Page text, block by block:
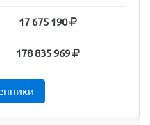
17 675 190
178 835 969